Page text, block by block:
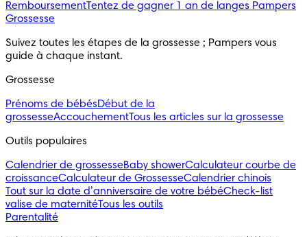
RemboursementTentez de gagner 1 an de langes Pampers
Grossesse
Suivez toutes les étapes de la grossesse ; Pampers vous
guide à chaque instant.
Grossesse
Prénoms de bébésDébut de la
grossesseAccouchementTous les articles sur la grossesse
Outils populaires
Calendrier de grossesseBaby showerCalculateur courbe de
croissanceCalculateur de GrossesseCalendrier chinois
Tout sur la date d’anniversaire de votre bébéCheck-list
valise de maternitéTous les outils
Parentalité